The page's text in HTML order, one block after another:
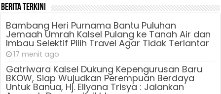
Berita Terkini
Bambang Heri Purnama Bantu Puluhan
Jemaah Umrah Kalsel Pulang ke Tanah Air dan
Imbau Selektif Pilih Travel Agar Tidak Terlantar
17 menit ago
Gatriwara Kalsel Dukung Kepengurusan Baru
BKOW, Siap Wujudkan Perempuan Berdaya
Untuk Banua, Hj. Ellyana Trisya : Jalankan